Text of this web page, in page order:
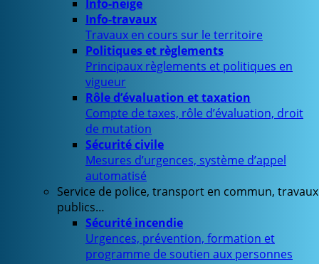
Info-neige
Info-travaux
Travaux en cours sur le territoire
Politiques et règlements
Principaux règlements et politiques en
vigueur
Rôle d’évaluation et taxation
Compte de taxes, rôle d’évaluation, droit
de mutation
Sécurité civile
Mesures d’urgences, système d’appel
automatisé
Service de police, transport en commun, travaux
publics…
Sécurité incendie
Urgences, prévention, formation et
programme de soutien aux personnes